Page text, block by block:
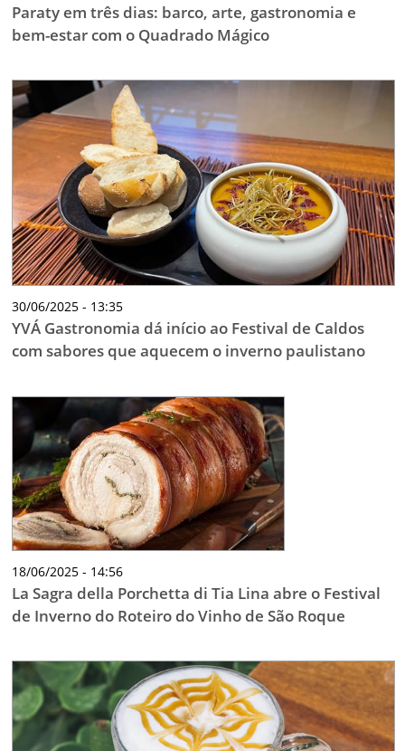
Paraty em três dias: barco, arte, gastronomia e
bem-estar com o Quadrado Mágico
30/06/2025 - 13:35
YVÁ Gastronomia dá início ao Festival de Caldos
com sabores que aquecem o inverno paulistano
18/06/2025 - 14:56
La Sagra della Porchetta di Tia Lina abre o Festival
de Inverno do Roteiro do Vinho de São Roque